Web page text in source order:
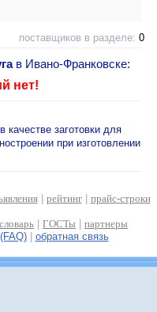
поставщиков в разделе: 0
в Ивано-Франковске:
нет!
качестве заготовки для
при изготовлении
| рейтинг| прайс-строки
словарь ГОСТы
партнеры
| обратная связь